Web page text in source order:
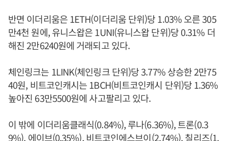
반면 이더리움은 1ETH(이더리움 단위)당 1.03% 오른 305
만4천 원에, 유니스왑은 1UNI(유니스왑 단위)당 0.31% 더
해진 2만6240원에 거래되고 있다.
체인링크는 1LINK(체인링크 단위)당 3.77% 상승한 2만75
40원, 비트코인캐시는 1BCH(비트코인캐시 단위)당 1.36%
높아진 63만5500원에 사고팔리고 있다.
이 밖에 이더리움클래식(0.84%), 루나(6.36%), 트론(0.3
9%), 에이브(0.35%), 비트코인에스브이(2.74%), 칠리즈(1.